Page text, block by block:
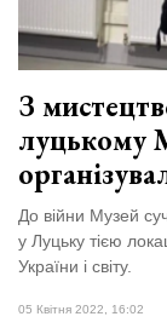
З
луцькому
До війни Музей
у Луцьку тією
України і світу.
05 Квітня 2022, 16:02